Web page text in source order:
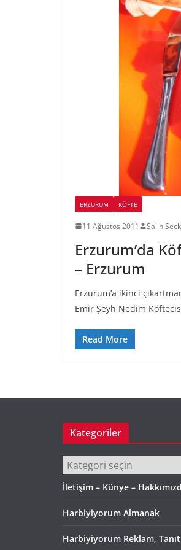
ERZURUM KÖFTE
11 Ağustos 2011 Salih
Erzurum’da
– Erzurum
Erzurum’a ikinci
Emir Şeyh Nedim
Read More
Kategoriler
Kategoriler
İletişim – Künye –
Harbiyiyorum Almanak
Harbiyiyorum Reklam,